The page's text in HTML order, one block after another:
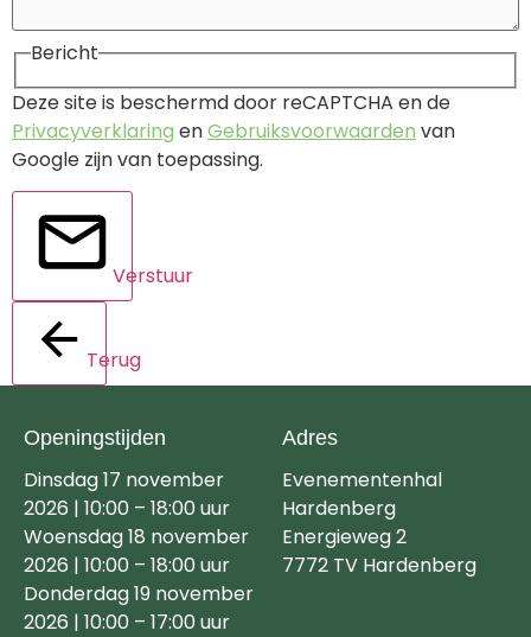
Bericht
Deze site is beschermd door reCAPTCHA en de
Privacyverklaring enGebruiksvoorwaarden van
Google zijn van toepassing.
Verstuur
Terug
Openingstijden
Dinsdag 17 november
2026 | 10:00 – 18:00 uur
Woensdag 18 november
2026 | 10:00 – 18:00 uur
Donderdag 19 november
2026 | 10:00 – 17:00 uur
Adres
Evenementenhal
Hardenberg
Energieweg 2
7772 TV Hardenberg